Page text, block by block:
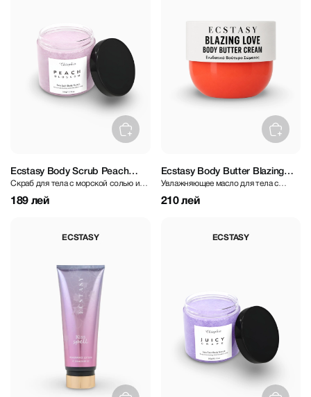
Ecstasy Body Scrub Peach
Blossom 300 gr
Скраб для тела с морской солью и
ароматом персикового цвета
189 лей
Ecstasy Body Butter Blazing
Love 200 gr
Увлажняющее масло для тела с
цитрусовым ароматом
210 лей
ECSTASY ECSTASY